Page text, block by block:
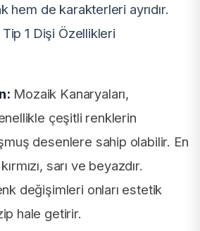
hem de karakterleri ayrıdır.
1 Dişi Özellikleri
Mozaik Kanaryaları,
çeşitli renklerin
desenlere sahip olabilir. En
sarı ve beyazdır.
değişimleri onları estetik
hale getirir.